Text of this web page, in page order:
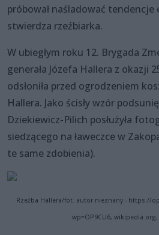
próbował naśladować tendencje
stwierdza rzeźbiarka.
W ubiegłym roku 12. Brygada
generała Józefa Hallera z okazji
odsłoniła przed ogrodzeniem
Hallera. Jako ścisły wzór
Dziekiewicz-Pilich posłużyła
siedzącego na ławeczce w
te same zdobienia).
Rzeźba Hallera/fot. autor nieznany - https://
wp=OP9CU6, wikipedia.org,